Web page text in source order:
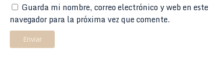
Guarda mi nombre, correo electrónico y web en este
navegador para la próxima vez que comente.